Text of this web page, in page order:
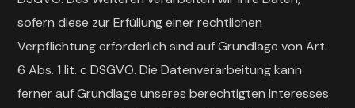
sofern diese zur Erfüllung einer rechtlichen
Verpflichtung erforderlich sind auf Grundlage von Art.
6 Abs. 1 lit. c DSGVO. Die Datenverarbeitung kann
ferner auf Grundlage unseres berechtigten Interesses